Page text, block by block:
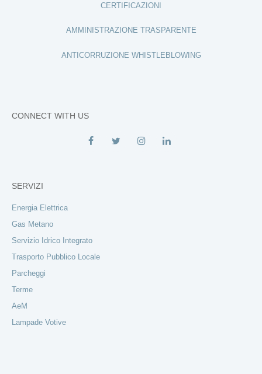
CERTIFICAZIONI
AMMINISTRAZIONE TRASPARENTE
ANTICORRUZIONE WHISTLEBLOWING
CONNECT WITH US
SERVIZI
Energia Elettrica
Gas Metano
Servizio Idrico Integrato
Trasporto Pubblico Locale
Parcheggi
Terme
AeM
Lampade Votive